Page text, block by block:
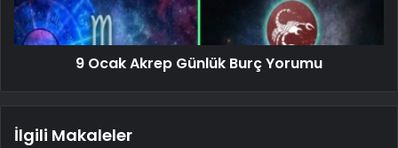
9 Ocak Akrep Günlük Burç Yorumu
İlgili Makaleler